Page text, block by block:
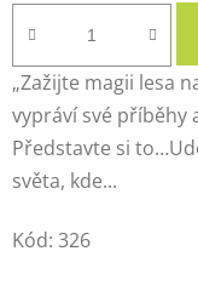
„Zažijte magii lesa
vypráví své příběhy
Představte si
světa, kde...
Kód: 326